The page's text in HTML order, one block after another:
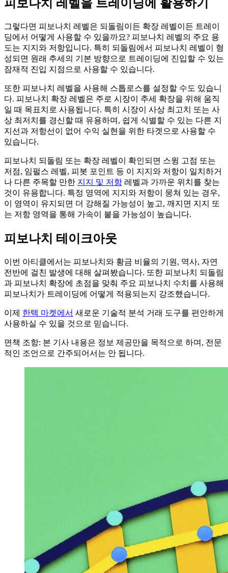
피보나치 레벨을 트레이딩에 활용하기
그렇다면 피보나치 레벨은 되돌림이든 확장 레벨이든 트레이
딩에서 어떻게 사용할 수 있을까요? 피보나치 레벨의 주요 용
도는 지지와 저항입니다. 특히 되돌림에서 피보나치 레벨이 형
성되면 원래 추세의 기본 방향으로 트레이딩에 진입할 수 있는
잠재적 진입 지점으로 사용할 수 있습니다.
또한 피보나치 레벨을 사용해 스톱로스를 설정할 수도 있습니
다. 피보나치 확장 레벨은 주로 시장이 추세 확장을 위해 움직
일 때 목표치로 사용됩니다. 특히 시장이 사상 최고치 또는 사
상 최저치를 경신할 때 유용하며, 쉽게 식별할 수 있는 다른 지
지선과 저항선이 없어 수익 실현을 위한 타겟으로 사용할 수
있습니다.
피보나치 되돌림 또는 확장 레벨이 확인되면 스윙 고점 또는
저점, 임펄스 레벨, 피봇 포인트 등 이 지지와 저항이 일치하거
나 다른 주목할 만한 지지 및 저항 레벨과 가까운 위치를 찾는
것이 유용합니다. 특정 영역에 지지와 저항이 뭉쳐 있는 경우,
이 영역이 유지되면 더 강해질 가능성이 높고, 깨지면 지지 또
는 저항 영역을 통해 가속이 붙을 가능성이 높습니다.
피보나치 테이크아웃
이번 아티클에서는 피보나치와 황금 비율의 기원, 역사, 자연
전반에 걸친 발생에 대해 살펴봤습니다. 또한 피보나치 되돌림
과 피보나치 확장에 초점을 맞춰 주요 피보나치 수치를 사용해
피보나치가 트레이딩에 어떻게 적용되는지 강조했습니다.
이제 한텍 마켓에서 새로운 기술적 분석 거래 도구를 편안하게
사용하실 수 있을 것으로 믿습니다.
면책 조항: 본 기사 내용은 정보 제공만을 목적으로 하며, 전문
적인 조언으로 간주되어서는 안 됩니다.